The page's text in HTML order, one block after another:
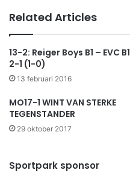
Related Articles
13-2: Reiger Boys B1 – EVC B1
2-1 (1-0)
13 februari 2016
MO17-1 WINT VAN STERKE
TEGENSTANDER
29 oktober 2017
Sportpark sponsor